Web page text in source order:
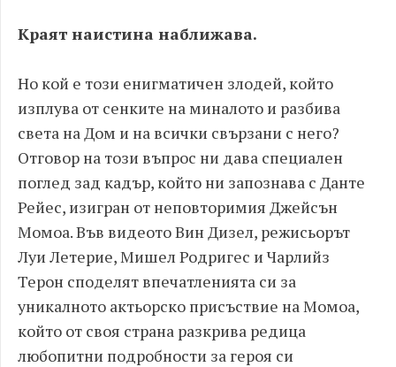
Краят наистина наближава.
Но кой е този енигматичен злодей, който
изплува от сенките на миналото и разбива
света на Дом и на всички свързани с него?
Отговор на този въпрос ни дава специален
поглед зад кадър, който ни запознава с Данте
Рейес, изигран от неповторимия Джейсън
Момоа. Във видеото Вин Дизел, режисьорът
Луи Летерие, Мишел Родригес и Чарлийз
Терон споделят впечатленията си за
уникалното актьорско присъствие на Момоа,
който от своя страна разкрива редица
любопитни подробности за героя си